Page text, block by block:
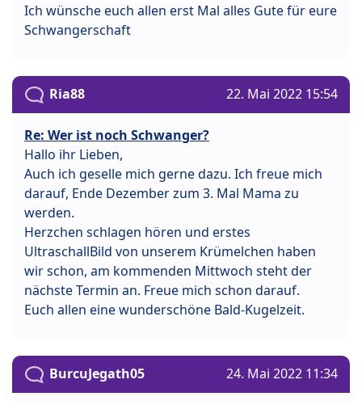
Ich wünsche euch allen erst Mal alles Gute für eure
Schwangerschaft
Ria88 22. Mai 2022 15:54
Re: Wer ist noch Schwanger?
Hallo ihr Lieben,
Auch ich geselle mich gerne dazu. Ich freue mich
darauf, Ende Dezember zum 3. Mal Mama zu
werden.
Herzchen schlagen hören und erstes
UltraschallBild von unserem Krümelchen haben
wir schon, am kommenden Mittwoch steht der
nächste Termin an. Freue mich schon darauf.
Euch allen eine wunderschöne Bald-Kugelzeit.
BurcuJegath05 24. Mai 2022 11:34